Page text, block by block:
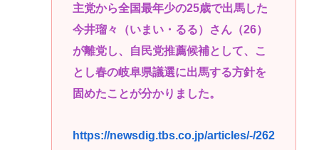
主党から全国最年少の25歳で出馬した
今井瑠々（いまい・るる）さん（26）
が離党し、自民党推薦候補として、こ
とし春の岐阜県議選に出馬する方針を
固めたことが分かりました。
https://newsdig.tbs.co.jp/articles/-/262